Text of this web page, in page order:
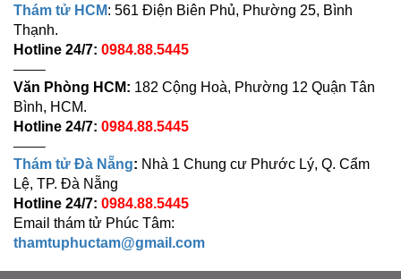
Thám tử HCM: 561 Điện Biên Phủ, Phường 25, Bình
Thạnh.
Hotline 24/7: 0984.88.5445
——–
Văn Phòng HCM: 182 Cộng Hoà, Phường 12 Quận Tân
Bình, HCM.
Hotline 24/7: 0984.88.5445
——–
Thám tử Đà Nẵng: Nhà 1 Chung cư Phước Lý, Q. Cẩm
Lệ, TP. Đà Nẵng
Hotline 24/7: 0984.88.5445
Email thám tử Phúc Tâm:
thamtuphuctam@gmail.com